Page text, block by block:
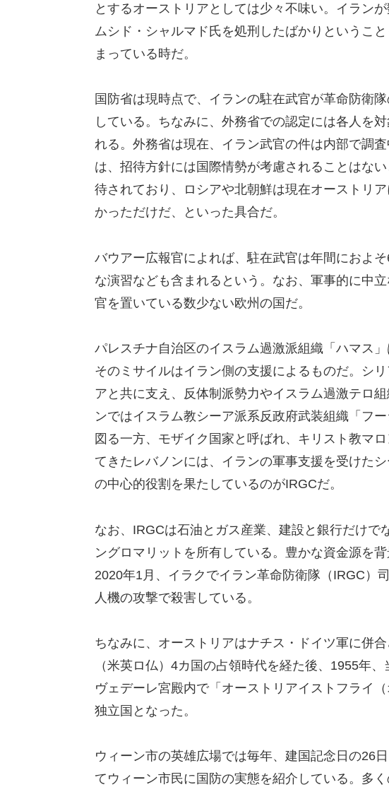
とするオーストリアとしては少々不味い。イラン
ムシド・シャルマド氏を処刑したばかりというこ
まっている時だ。
国防省は現時点で、イランの駐在武官が革命防衛
している。ちなみに、外務省での認定には各人を
れる。外務省は現在、イラン武官の件は内部で調
は、招待方針には国際情勢が考慮されることはな
待されており、ロシアや北朝鮮は現在オーストリ
かっただけだ、といった具合だ。
バウアー広報官によれば、駐在武官は年間におよ
な演習なども含まれるという。なお、軍事的に中
官を置いている数少ない欧州の国だ。
パレスチナ自治区のイスラム過激派組織「ハマス
そのミサイルはイラン側の支援によるものだ。シ
アと共に支え、反体制派勢力やイスラム過激テロ
ンではイスラム教シーア派系反政府武装組織「フ
図る一方、モザイク国家と呼ばれ、キリスト教マ
てきたレバノンには、イランの軍事支援を受けた
の中心的役割を果たしているのがIRGCだ。
なお、IRGCは石油とガス産業、建設と銀行だけで
ングロマリットを所有している。豊かな資金源を
2020年1月、イラクでイラン革命防衛隊（IRGC）
人機の攻撃で殺害している。
ちなみに、オーストリアはナチス・ドイツ軍に併
（米英ロ仏）4カ国の占領時代を経た後、1955年
ヴェデーレ宮殿内で「オーストリアイストフライ
独立国となった。
ウィーン市の英雄広場では毎年、建国記念日の26
てウィーン市民に国防の実態を紹介している。多